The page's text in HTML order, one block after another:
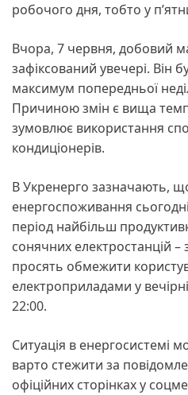
робочого дня, тобто у
Вчора, 7 червня, добовий
зафіксований увечері. Він
максимум попередньої
Причиною змін є вища
зумовлює використання
кондиціонерів.
В Укренерго зазначають,
енергоспоживання
період найбільш
сонячних електростанцій –
просять обмежити
електроприладами у
22:00.
Ситуація в енергосистемі
варто стежити за
офіційних сторінках у